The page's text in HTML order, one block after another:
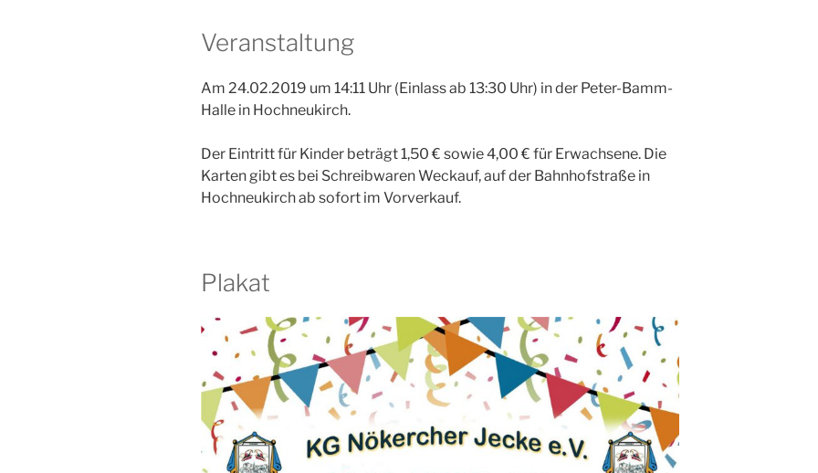
Veranstaltung
Am 24.02.2019 um 14:11 Uhr (Einlass ab 13:30 Uhr) in der Peter-Bamm-
Halle in Hochneukirch.
Der Eintritt für Kinder beträgt 1,50 € sowie 4,00 € für Erwachsene. Die
Karten gibt es bei Schreibwaren Weckauf, auf der Bahnhofstraße in
Hochneukirch ab sofort im Vorverkauf.
Plakat